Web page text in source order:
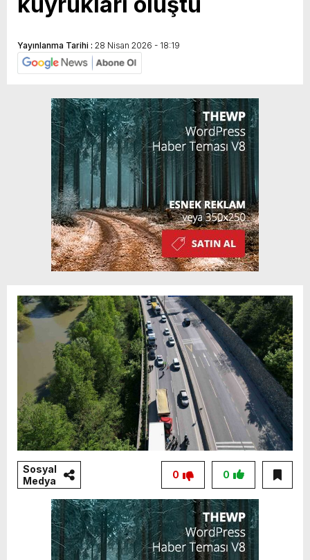
Yayınlanma Tarihi : 28 Nisan 2026 - 18:19
Sosyal
Medya
0
0